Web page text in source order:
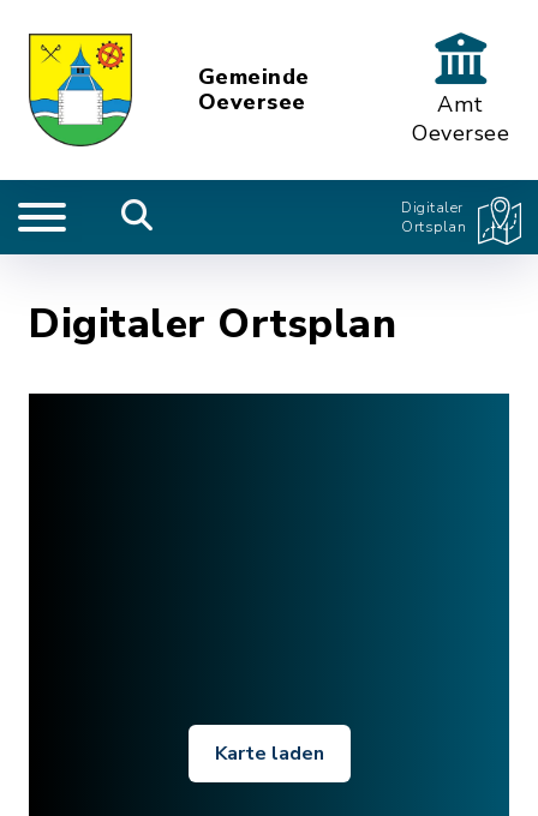
Gemeinde
Oeversee
Amt
Oeversee
Digitaler
Ortsplan
Digitaler Ortsplan
Karte laden